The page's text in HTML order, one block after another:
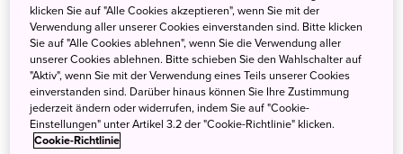
waren es noch ca. 25 Prozent.
So ist es wenig überraschend, dass im Land der
aufgehenden Sonne zum 1. April 2020 in allen
öffentlichen Einrichtungen ein striktes Rauchverbot in
Kraft getreten ist. Was mussten Reisende, die rauchen,
bislang und weiterhin beachten und was kommt durch das
klicken Sie auf "Alle Cookies akzeptieren", wenn Sie mit der
Verwendung aller unserer Cookies einverstanden sind. Bitte klicken
Sie auf "Alle Cookies ablehnen", wenn Sie die Verwendung aller
unserer Cookies ablehnen. Bitte schieben Sie den Wahlschalter auf
"Aktiv", wenn Sie mit der Verwendung eines Teils unserer Cookies
einverstanden sind. Darüber hinaus können Sie Ihre Zustimmung
jederzeit ändern oder widerrufen, indem Sie auf "Cookie-
Einstellungen" unter Artikel 3.2 der "Cookie-Richtlinie" klicken.
Cookie-Richtlinie